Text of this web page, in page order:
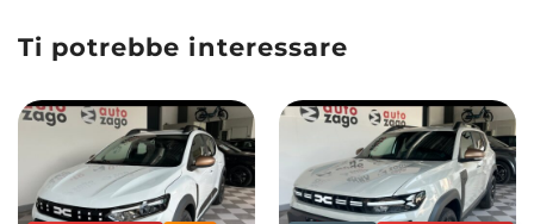
Ti potrebbe interessare